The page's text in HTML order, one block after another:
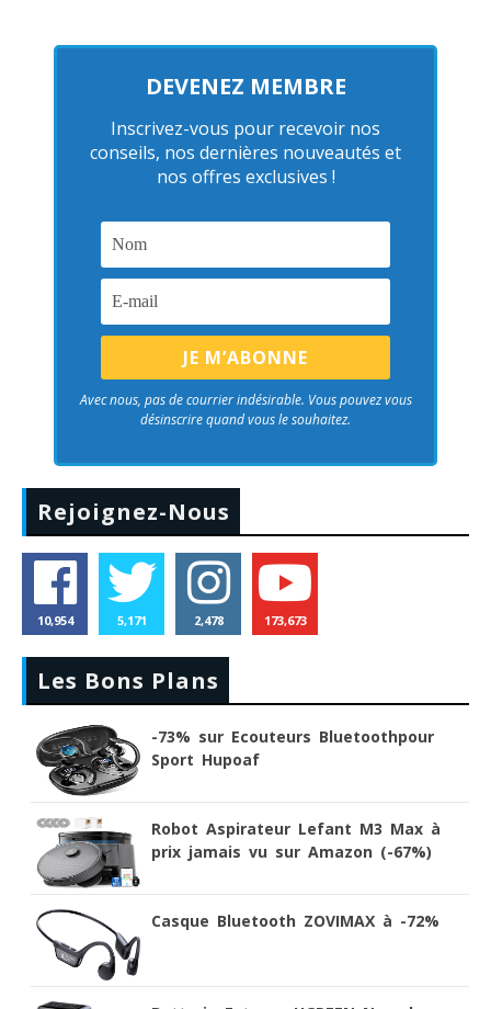
DEVENEZ MEMBRE
Inscrivez-vous pour recevoir nos
conseils, nos dernières nouveautés et
nos offres exclusives !
Avec nous, pas de courrier indésirable. Vous pouvez vous
désinscrire quand vous le souhaitez.
Rejoignez-Nous
10,954 5,171 2,478 173,673
Les Bons Plans
-73% sur Ecouteurs Bluetoothpour
Sport Hupoaf
Robot Aspirateur Lefant M3 Max à
prix jamais vu sur Amazon (-67%)
Casque Bluetooth ZOVIMAX à -72%